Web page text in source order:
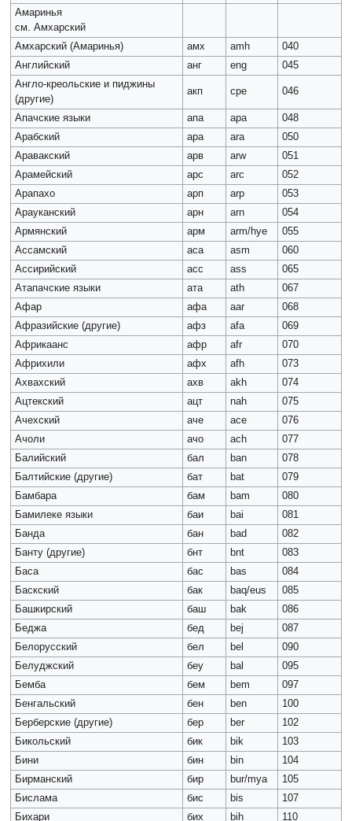
Амаринья
см. Амхарский
Амхарский (Амаринья)
амх amh
040
Английский
анг eng
045
Англо-креольские и пиджины
(другие)
акп cpe 046
Апачские языки апа ара
048
Арабский
ара ara
050
Аравакский
арв arw
051
Арамейский
арс arc
052
Арапахо
арп arp
053
Арауканский
арн arn
054
Армянский
арм arm/hye
055
Ассамский
аса asm
060
Ассирийский
асс ass
065
Атапачские языки
ата ath
067
Афар
афа aar
068
Афразийские (другие)
афз afa
069
Африкаанс
афр afr
070
Африхили
афх afh
073
Ахвахский
ахв akh
074
Ацтекский
ацт nah
075
Ачехский
аче ace
076
Ачоли
ачо ach
077
Балийский
бал ban
078
Балтийские (другие)
бат bat
079
Бамбара
бам bam
080
Бамилеке языки
баи bai
081
Банда
бан bad
082
Банту (другие)
бнт bnt
083
Баса
бас bas
084
Баскский
бак baq/eus
085
Башкирский
баш bak
086
Беджа
бед bej
087
Белорусский
бел bel
090
Белуджский
беу bal
095
Бемба
бем bem
097
Бенгальский
бен ben
100
Берберские (другие)
бер ber
102
Бикольский
бик bik
103
Бини
бин bin
104
Бирманский
бир bur/mya
105
Бислама
бис bis
107
Бихари
бих bih
110